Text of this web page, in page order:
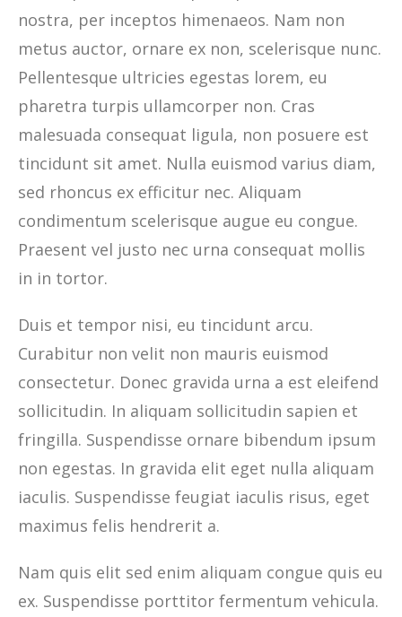
nostra, per inceptos himenaeos. Nam non
metus auctor, ornare ex non, scelerisque nunc.
Pellentesque ultricies egestas lorem, eu
pharetra turpis ullamcorper non. Cras
malesuada consequat ligula, non posuere est
tincidunt sit amet. Nulla euismod varius diam,
sed rhoncus ex efficitur nec. Aliquam
condimentum scelerisque augue eu congue.
Praesent vel justo nec urna consequat mollis
in in tortor.
Duis et tempor nisi, eu tincidunt arcu.
Curabitur non velit non mauris euismod
consectetur. Donec gravida urna a est eleifend
sollicitudin. In aliquam sollicitudin sapien et
fringilla. Suspendisse ornare bibendum ipsum
non egestas. In gravida elit eget nulla aliquam
iaculis. Suspendisse feugiat iaculis risus, eget
maximus felis hendrerit a.
Nam quis elit sed enim aliquam congue quis eu
ex. Suspendisse porttitor fermentum vehicula.